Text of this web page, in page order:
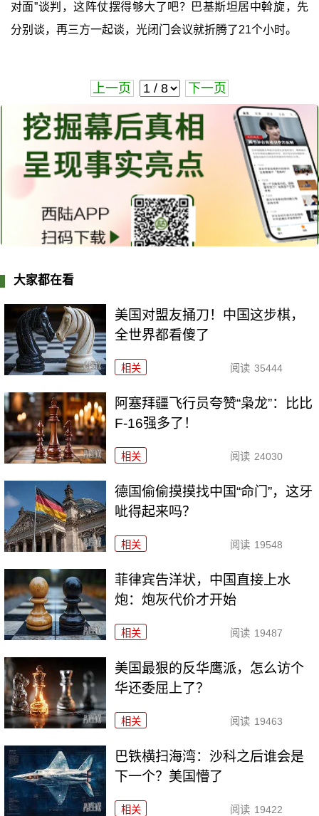
对面”谈判，这阵仗摆得够大了吧？巴基斯坦居中斡旋，先
分别谈，再三方一起谈，光闭门会议就折腾了21个小时。
上一页 下一页
大家都在看
美国对盟友捅刀！中国这步棋，
全世界都看傻了
相关 阅读 35444
阿塞拜疆飞行员夸赞“枭龙”：比比
F-16强多了！
相关 阅读 24030
德国偷偷摸摸找中国“命门”，这牙
呲得起来吗？
相关 阅读 19548
菲律宾告洋状，中国直接上水
炮：炮灰代价才开始
相关 阅读 19487
美国最狠的反华鹰派，怎么访个
华还委屈上了？
相关 阅读 19463
巴铁横扫海湾：沙科之后谁会是
下一个？美国懵了
相关 阅读 19422